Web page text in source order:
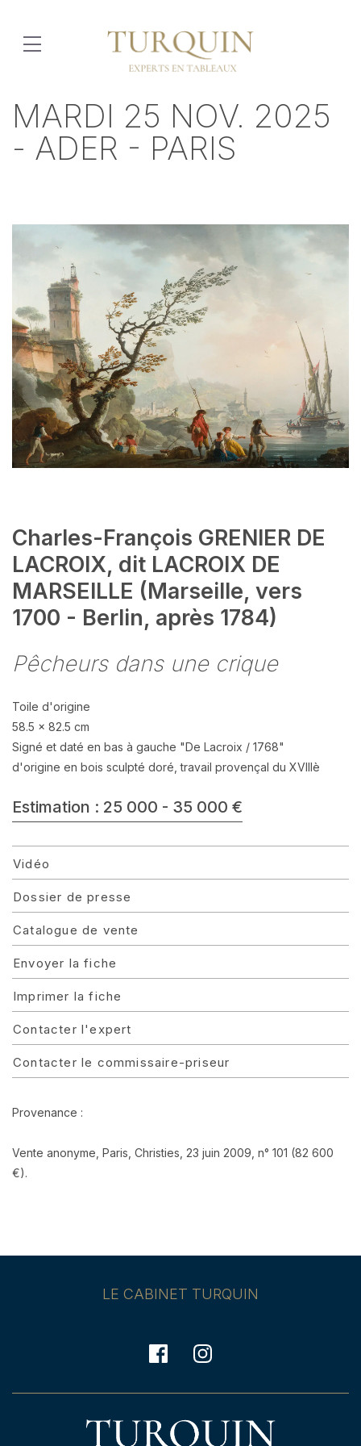
MARDI 25 NOV. 2025
- ADER - PARIS
Charles-François GRENIER DE
LACROIX, dit LACROIX DE
MARSEILLE (Marseille, vers
1700 - Berlin, après 1784)
Pêcheurs dans une crique
Toile d'origine
58.5 x 82.5 cm
Signé et daté en bas à gauche "De Lacroix / 1768"
d'origine en bois sculpté doré, travail provençal du XVIIIè
Estimation : 25 000 - 35 000 €
Vidéo
Dossier de presse
Catalogue de vente
Envoyer la fiche
Imprimer la fiche
Contacter l'expert
Contacter le commissaire-priseur
Provenance :
Vente anonyme, Paris, Christies, 23 juin 2009, n° 101 (82 600
€).
LE CABINET TURQUIN